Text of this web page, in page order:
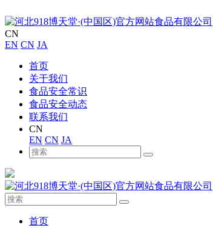
CN
EN CN JA
首页
关于我们
食品安全常识
食品安全动态
联系我们
CN
EN CN JA
首页